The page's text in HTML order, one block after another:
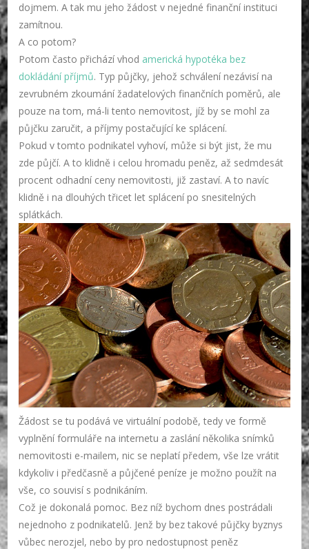
dojmem. A tak mu jeho žádost v nejedné finanční instituci
zamítnou.
A co potom?
Potom často přichází vhod americká hypotéka bez
dokládání příjmů. Typ půjčky, jehož schválení nezávisí na
zevrubném zkoumání žadatelových finančních poměrů, ale
pouze na tom, má-li tento nemovitost, jíž by se mohl za
půjčku zaručit, a příjmy postačující ke splácení.
Pokud v tomto podnikatel vyhoví, může si být jist, že mu
zde půjčí. A to klidně i celou hromadu peněz, až sedmdesát
procent odhadní ceny nemovitosti, již zastaví. A to navíc
klidně i na dlouhých třicet let splácení po snesitelných
splátkách.
Žádost se tu podává ve virtuální podobě, tedy ve formě
vyplnění formuláře na internetu a zaslání několika snímků
nemovitosti e-mailem, nic se neplatí předem, vše lze vrátit
kdykoliv i předčasně a půjčené peníze je možno použít na
vše, co souvisí s podnikáním.
Což je dokonalá pomoc. Bez níž bychom dnes postrádali
nejednoho z podnikatelů. Jenž by bez takové půjčky byznys
vůbec nerozjel, nebo by pro nedostupnost peněz